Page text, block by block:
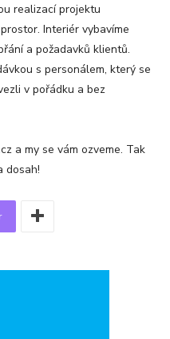
realizací projektu
Interiér vybavíme
a požadavků klientů.
s personálem, který se
v pořádku a bez
a my se vám ozveme. Tak
dosah!